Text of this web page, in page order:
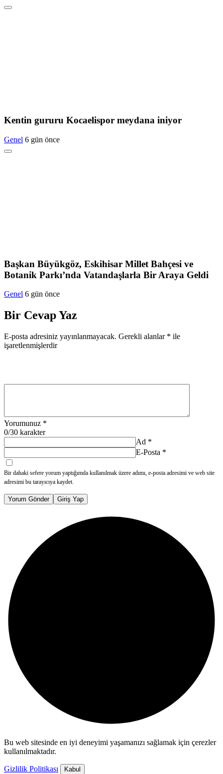
Kentin gururu Kocaelispor meydana iniyor
Genel 6 gün önce
Başkan Büyükgöz, Eskihisar Millet Bahçesi ve
Botanik Parkı’nda Vatandaşlarla Bir Araya Geldi
Genel 6 gün önce
Bir Cevap Yaz
E-posta adresiniz yayınlanmayacak. Gerekli alanlar * ile
işaretlenmişlerdir
Yorumunuz *
0/30 karakter
Ad *
E-Posta *
Bir dahaki sefere yorum yaptığımda kullanılmak üzere adımı, e-posta adresimi ve web site
adresimi bu tarayıcıya kaydet.
Yorum Gönder Giriş Yap
Bu web sitesinde en iyi deneyimi yaşamanızı sağlamak için çerezler
kullanılmaktadır.
Gizlilik Politikası Kabul